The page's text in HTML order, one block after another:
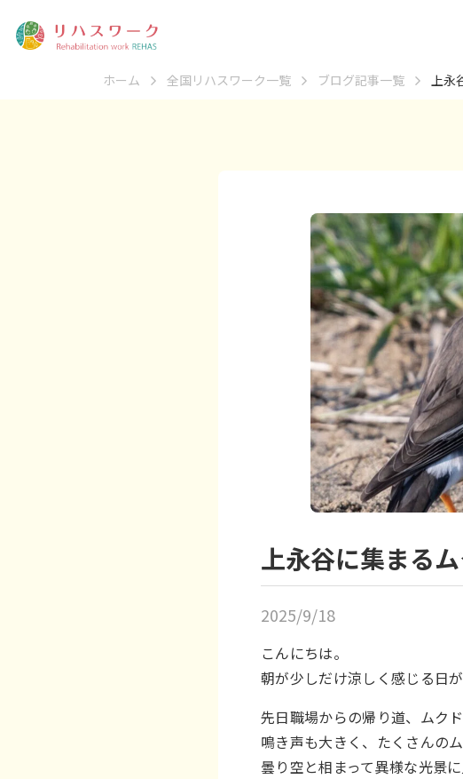
ホーム 全国リハスワーク一覧 ブログ記事一覧 上永
上永谷に集まる
2025/9/18
こんにちは。
朝が少しだけ涼しく感じる日
先日職場からの帰り道、ムク
鳴き声も大きく、たくさんの
曇り空と相まって異様な光景に